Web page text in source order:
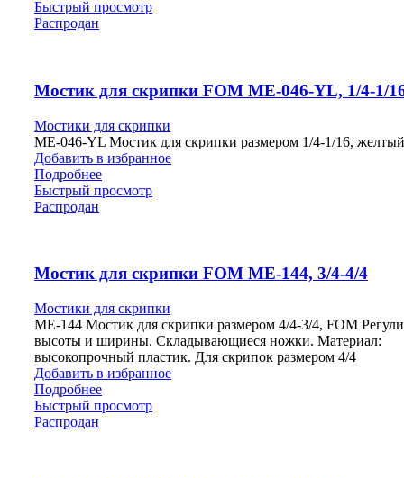
Быстрый просмотр
Распродан
Мостик для скрипки FOM ME-046-YL, 1/4-1/
Мостики для скрипки
ME-046-YL Мостик для скрипки размером 1/4-1/16,
Добавить в избранное
Подробнее
Быстрый просмотр
Распродан
Мостик для скрипки FOM ME-144, 3/4-4/4
Мостики для скрипки
ME-144 Мостик для скрипки размером 4/4-3/4, FOM
высоты и ширины. Складывающиеся ножки. Материал:
высокопрочный пластик. Для скрипок размером 4/4
Добавить в избранное
Подробнее
Быстрый просмотр
Распродан